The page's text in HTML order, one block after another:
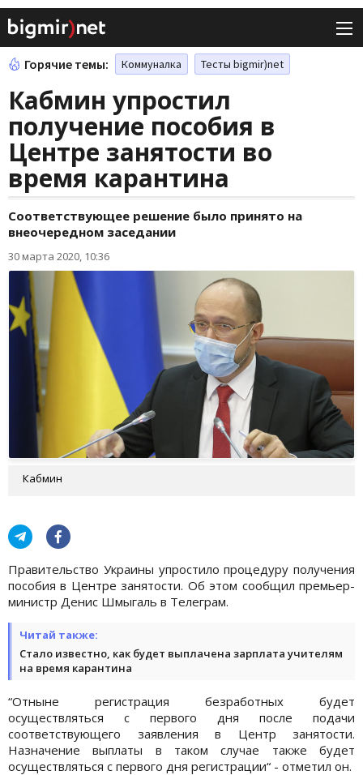
Горячие темы: Коммуналка Тесты bigmir)net
Кабмин упростил
получение пособия в
Центре занятости во
время карантина
Соответствующее решение было принято на
внеочередном заседании
30 марта 2020, 10:36
Кабмин
Правительство Украины упростило процедуру получения
пособия в Центре занятости. Об этом сообщил премьер-
министр Денис Шмыгаль в Телеграм.
Читай также:
Стало известно, как будет выплачена зарплата учителям
на время карантина
“Отныне регистрация безработных будет
осуществляться с первого дня после подачи
соответствующего заявления в Центр занятости.
Назначение выплаты в таком случае также будет
осуществляться с первого дня регистрации“ - отметил он.